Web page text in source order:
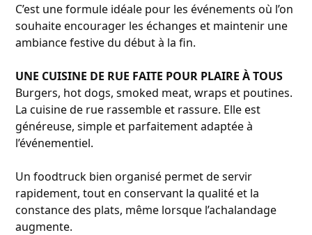
C’est une formule idéale pour les événements où l’on
souhaite encourager les échanges et maintenir une
ambiance festive du début à la fin.
UNE CUISINE DE RUE FAITE POUR PLAIRE À TOUS
Burgers, hot dogs, smoked meat, wraps et poutines.
La cuisine de rue rassemble et rassure. Elle est
généreuse, simple et parfaitement adaptée à
l’événementiel.
Un foodtruck bien organisé permet de servir
rapidement, tout en conservant la qualité et la
constance des plats, même lorsque l’achalandage
augmente.